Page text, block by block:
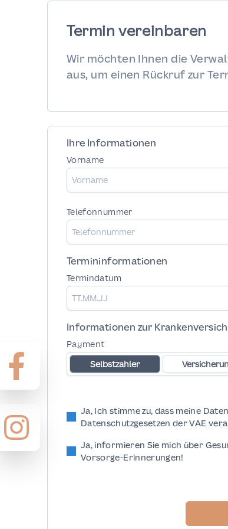
Termin vereinbaren
Wir möchten Ihnen die
aus, um einen Rückruf zur
Ihre Informationen
Vorname
Telefonnummer
Termininformationen
Termindatum
Informationen zur
Payment
Selbstzahler
Ja, Ich stimme zu, dass meine
Datenschutzgesetzen der VAE
Ja, informieren Sie mich über
Vorsorge-Erinnerungen!